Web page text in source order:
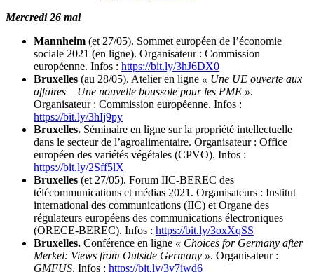
Mercredi 26 mai
Mannheim (et 27/05). Sommet européen de l’économie
sociale 2021 (en ligne). Organisateur : Commission
européenne. Infos : https://bit.ly/3hJ6DX0
Bruxelles (au 28/05). Atelier en ligne « Une UE ouverte aux
affaires – Une nouvelle boussole pour les PME ».
Organisateur : Commission européenne. Infos :
https://bit.ly/3hIj9py
Bruxelles. Séminaire en ligne sur la propriété intellectuelle
dans le secteur de l’agroalimentaire. Organisateur : Office
européen des variétés végétales (CPVO). Infos :
https://bit.ly/2Sff5lX
Bruxelles (et 27/05). Forum IIC-BEREC des
télécommunications et médias 2021. Organisateurs : Institut
international des communications (IIC) et Organe des
régulateurs européens des communications électroniques
(ORECE-BEREC). Infos : https://bit.ly/3oxXqSS
Bruxelles. Conférence en ligne « Choices for Germany after
Merkel: Views from Outside Germany ». Organisateur :
GMFUS. Infos : https://bit.ly/3v7iwd6